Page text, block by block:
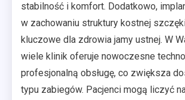
stabilność i komfort. Dodatkowo,
w zachowaniu struktury kostnej
kluczowe dla zdrowia jamy ustnej. W
wiele klinik oferuje nowoczesne
profesjonalną obsługę, co zwiększa
typu zabiegów. Pacjenci mogą liczyć